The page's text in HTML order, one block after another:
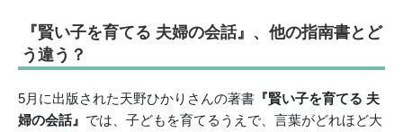
『賢い子を育てる 夫婦の会話』、他の指南書とど
う違う？
5月に出版された天野ひかりさんの著書 『賢い子を育てる 夫
婦の会話』 では、子どもを育てるうえで、言葉がどれほど大